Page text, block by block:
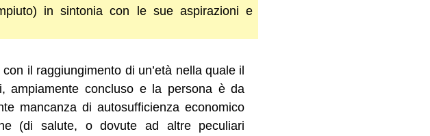
in sintonia con le sue aspirazioni e
il raggiungimento di un’età nella quale il
ampiamente concluso e la persona è da
mancanza di autosufficienza economico
(di salute, o dovute ad altre peculiari